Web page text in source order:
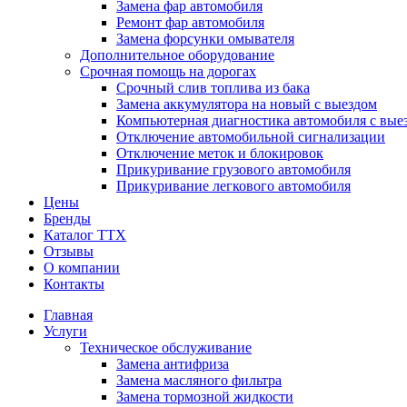
Замена фар автомобиля
Ремонт фар автомобиля
Замена форсунки омывателя
Дополнительное оборудование
Срочная помощь на дорогах
Срочный слив топлива из бака
Замена аккумулятора на новый с выездом
Компьютерная диагностика автомобиля с
Отключение автомобильной сигнализации
Отключение меток и блокировок
Прикуривание грузового автомобиля
Прикуривание легкового автомобиля
Цены
Бренды
Каталог ТТХ
Отзывы
О компании
Контакты
Главная
Услуги
Техническое обслуживание
Замена антифриза
Замена масляного фильтра
Замена тормозной жидкости